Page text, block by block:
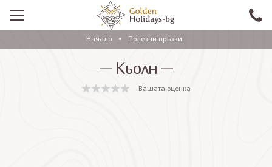
ПРОМО
EКСКУРЗИИ СЪС САМОЛЕТ
Начало Полезни връзки
Кьолн
Вашата оценка